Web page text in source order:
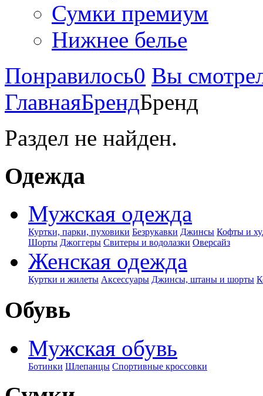
Сумки премиум
Нижнее белье
Понравилось0 Вы
ГлавнаяБрендБренд
Раздел не найден.
Одежда
Мужская одежда
Куртки, парки, пуховики Безрукавки Джинсы Кофты и
Шорты Джоггеры Свитеры и водолазки Оверсайз
Женская одежда
Куртки и жилеты Аксессуары Джинсы, штаны и шорты
Обувь
Мужская обувь
Ботинки Шлепанцы Спортивные кроссовки